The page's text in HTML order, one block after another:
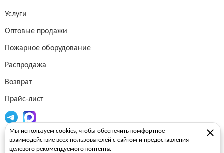
Услуги
Оптовые продажи
Пожарное оборудование
Распродажа
Возврат
Прайс-лист
Огнетушители
Мы используем cookies, чтобы обеспечить комфортное
взаимодействие всех пользователей с сайтом и предоставления
целевого рекомендуемого контента.